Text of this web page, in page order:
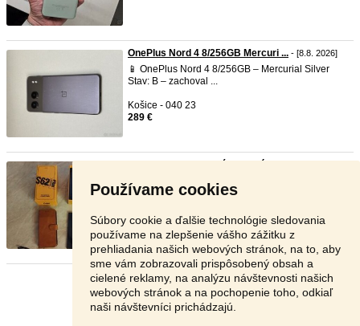
Používame cookies
Súbory cookie a ďalšie technológie sledovania
používame na zlepšenie vášho zážitku z
prehliadania našich webových stránok, na to, aby
sme vám zobrazovali prispôsobený obsah a
cielené reklamy, na analýzu návštevnosti našich
webových stránok a na pochopenie toho, odkiaľ
naši návštevníci prichádzajú.
OnePlus Nord 4 8/256GB Mercuri ... - [8.8. 2026]
📱 OnePlus Nord 4 8/256GB – Mercurial Silver
Stav: B – zachoval ...
Košice - 040 23
289 €
Predám CAT S62 Pro, odolný profesionálny
smartfón vhodný do práce ...
Nové Mesto n.Váhom - 916 11
Ponúknite
Stránka: 1 2 3 Ďalšia